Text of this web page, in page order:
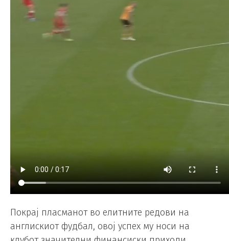
Покрај пласманот во елитните редови на
англискиот фудбал, овој успех му носи на